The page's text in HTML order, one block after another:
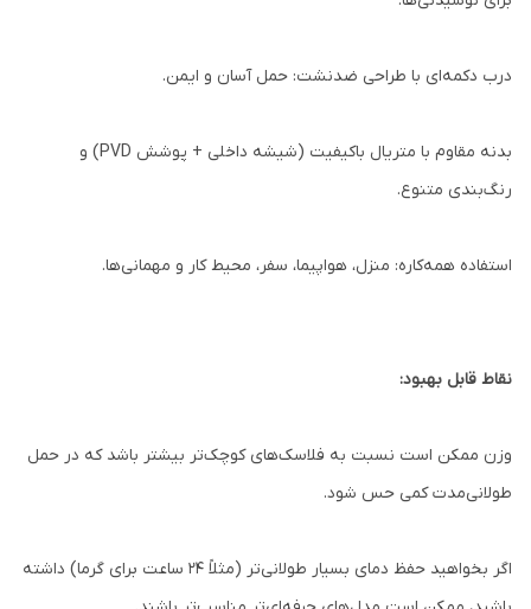
درب دکمه‌ای با طراحی ضدنشت: حمل آسان و ایمن.
بدنه مقاوم با متریال باکیفیت (شیشه داخلی + پوشش PVD) و
رنگ‌بندی متنوع.
استفاده همه‌کاره: منزل، هواپیما، سفر، محیط کار و مهمانی‌ها.
نقاط قابل بهبود:
وزن ممکن است نسبت به فلاسک‌های کوچک‌تر بیشتر باشد که در حمل
طولانی‌مدت کمی حس شود.
اگر بخواهید حفظ دمای بسیار طولانی‌تر (مثلاً ۲۴ ساعت برای گرما) داشته